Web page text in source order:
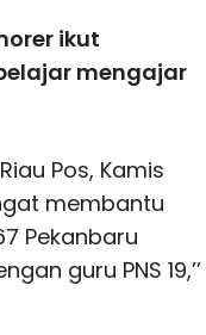
ikut
mengajar
Pos, Kamis
membantu
Pekanbaru
guru PNS 19,’’